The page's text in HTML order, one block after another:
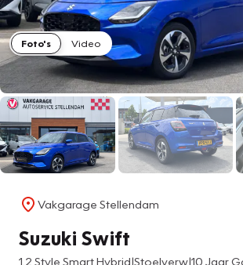
Foto's
Video
Vakgarage Stellendam
Suzuki Swift